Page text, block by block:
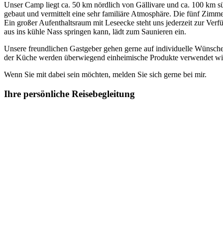
Unser Camp liegt ca. 50 km nördlich von Gällivare und ca. 100 km
gebaut und vermittelt eine sehr familiäre Atmosphäre. Die fünf
Ein großer Aufenthaltsraum mit Leseecke steht uns jederzeit zur
aus ins kühle Nass springen kann, lädt zum Saunieren ein.
Unsere freundlichen Gastgeber gehen gerne auf individuelle
der Küche werden überwiegend einheimische Produkte verwendet
Wenn Sie mit dabei sein möchten, melden Sie sich gerne bei mir.
Ihre persönliche Reisebegleitung